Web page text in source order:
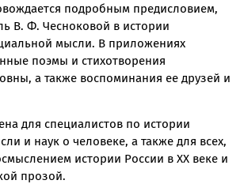
подробным предисловием,
В. Ф. Чесноковой в истории
мысли. В приложениях
поэмы и стихотворения
а также воспоминания ее друзей и
для специалистов по истории
и наук о человеке, а также для всех,
истории России в ХХ веке и
прозой.